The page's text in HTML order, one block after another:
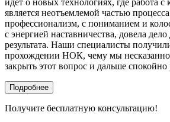
является неотъемлемой частью
профессионализм, с пониманием и
с энергией наставничества, довела
результата. Наши специалисты
прохождении НОК, чему мы
закрыть этот вопрос и дальше спокойно
Подробнее
Получите бесплатную консультацию!